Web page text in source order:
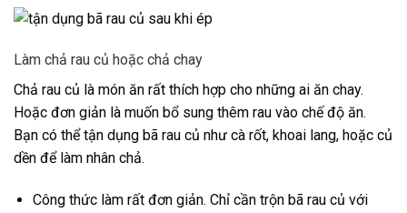
Làm chả rau củ hoặc chả chay
Chả rau củ là món ăn rất thích hợp cho những ai ăn chay.
Hoặc đơn giản là muốn bổ sung thêm rau vào chế độ ăn.
Bạn có thể tận dụng bã rau củ như cà rốt, khoai lang, hoặc củ
dền để làm nhân chả.
Công thức làm rất đơn giản. Chỉ cần trộn bã rau củ với